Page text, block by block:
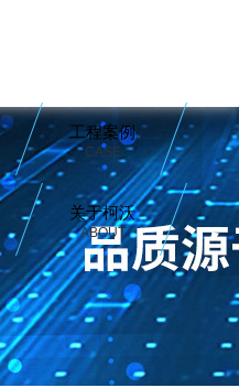
工程案例
CASE
关于柯沃
ABOUT